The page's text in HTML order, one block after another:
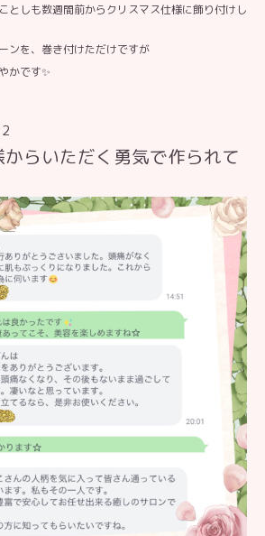
としも数週間前からクリスマス仕様に飾り付けし
ンを、巻き付けただけですが
かです✨
らいただく勇気で作られて